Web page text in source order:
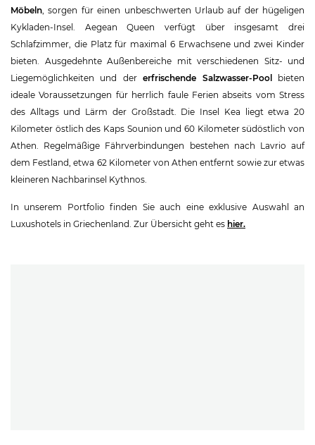
Möbeln , sorgen für einen unbeschwerten Urlaub auf der hügeligen
Kykladen-Insel. Aegean Queen verfügt über insgesamt drei
Schlafzimmer, die Platz für maximal 6 Erwachsene und zwei Kinder
bieten. Ausgedehnte Außenbereiche mit verschiedenen Sitz- und
Liegemöglichkeiten und dererfrischende Salzwasser-Poolbieten
ideale Voraussetzungen für herrlich faule Ferien abseits vom Stress
des Alltags und Lärm der Großstadt. Die Insel Kea liegt etwa 20
Kilometer östlich des Kaps Sounion und 60 Kilometer südöstlich von
Athen. Regelmäßige Fährverbindungen bestehen nach Lavrio auf
dem Festland, etwa 62 Kilometer von Athen entfernt sowie zur etwas
kleineren Nachbarinsel Kythnos.
In unserem Portfolio finden Sie auch eine exklusive Auswahl an
Luxushotels in Griechenland. Zur Übersicht geht es hier.